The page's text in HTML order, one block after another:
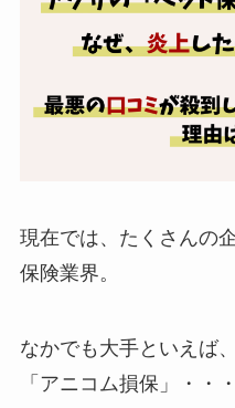
現在では、たくさんの
保険業界。
なかでも大手といえば
「アニコム損保」・・